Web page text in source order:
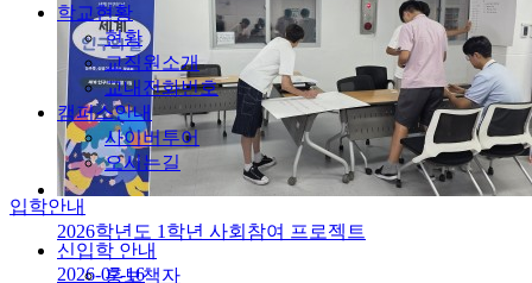
학교현황
현황
교직원소개
교내전화번호
캠퍼스안내
사이버투어
오시는길
입학안내
신입학 안내
홍보책자
2026학년도 1학년 사회참여 프로젝트
2026-07-16